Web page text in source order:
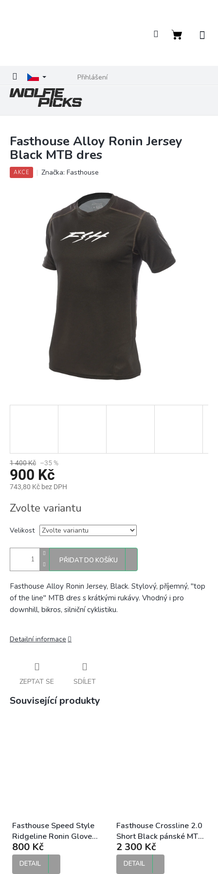
Přihlášení
Nákupní
Fasthouse Alloy Ronin Jersey
Black MTB dres
AKCE Značka: Fasthouse
1 400 Kč –35 %
900 Kč
743,80 Kč bez DPH
cena:
Zvolte variantu
Velikost
PŘIDAT DO KOŠÍKU
Fasthouse Alloy Ronin Jersey, Black. Stylový, příjemný, "top
of the line" MTB dres s krátkými rukávy. Vhodný i pro
downhill, bikros, silniční cyklistiku.
Detailní informace
ZEPTAT SE SDÍLET
Související produkty
Fasthouse Speed Style
Ridgeline Ronin Glove
Black MTB/DH rukavice
800 Kč
DETAIL
Fasthouse Crossline 2.0
Short Black pánské MTB
kraťasy
2 300 Kč
DETAIL